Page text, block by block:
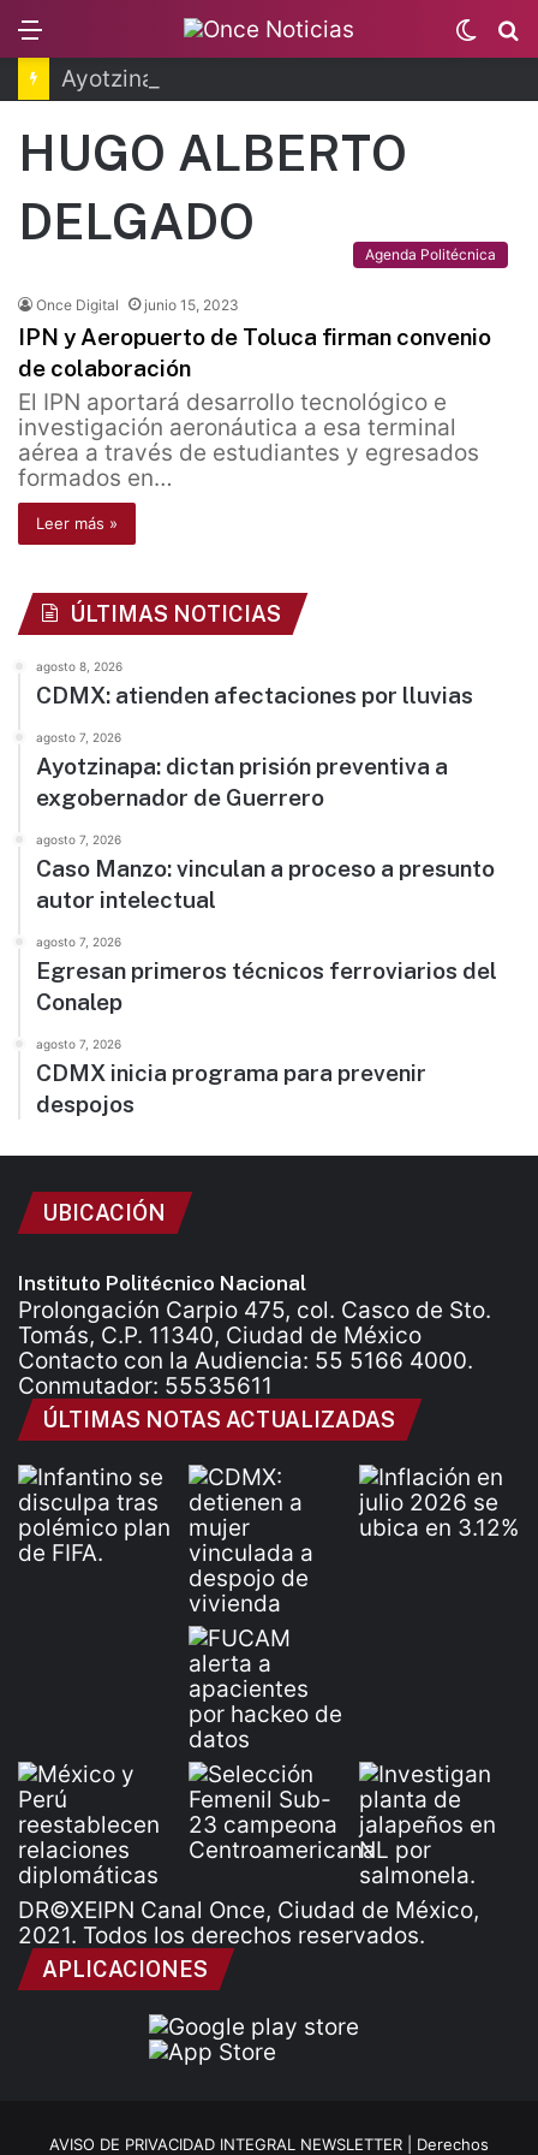
Switch
skin
HUGO ALBERTO
DELGADO
Agenda Politécnica
Once Digital junio 15, 2023
IPN y Aeropuerto de Toluca firman convenio
de colaboración
El IPN aportará desarrollo tecnológico e
investigación aeronáutica a esa terminal
aérea a través de estudiantes y egresados
formados en…
Leer más »
ÚLTIMAS NOTICIAS
agosto 8, 2026
CDMX: atienden afectaciones por lluvias
agosto 7, 2026
Ayotzinapa: dictan prisión preventiva a
exgobernador de Guerrero
agosto 7, 2026
Caso Manzo: vinculan a proceso a presunto
autor intelectual
agosto 7, 2026
Egresan primeros técnicos ferroviarios del
Conalep
agosto 7, 2026
CDMX inicia programa para prevenir
despojos
UBICACIÓN
Instituto Politécnico Nacional
Prolongación Carpio 475, col. Casco de Sto.
Tomás, C.P. 11340, Ciudad de México
Contacto con la Audiencia: 55 5166 4000.
Conmutador: 55535611
ÚLTIMAS NOTAS ACTUALIZADAS
DR©XEIPN Canal Once, Ciudad de México,
2021. Todos los derechos reservados.
APLICACIONES
AVISO DE PRIVACIDAD INTEGRAL NEWSLETTER | Derechos